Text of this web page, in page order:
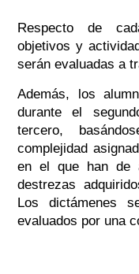
Respecto de
objetivos y
serán evaluadas a
Además, los
durante el
tercero,
complejidad
en el que han de
destrezas
Los dictámenes
evaluados por una